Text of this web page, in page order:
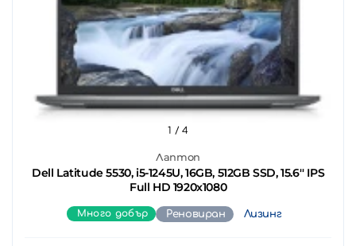
Лаптоп
Dell Latitude 5530, i5-1245U, 16GB, 512GB SSD, 15.6'' IPS
Full HD 1920x1080
1 / 4
Много добър Реновиран Лизинг